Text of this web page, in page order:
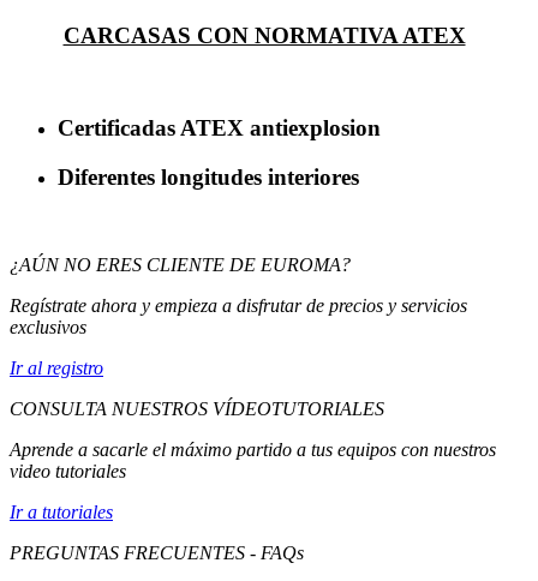
CARCASAS CON NORMATIVA ATEX
Certificadas ATEX antiexplosion
Diferentes longitudes interiores
¿AÚN NO ERES CLIENTE DE EUROMA?
Regístrate ahora y empieza a disfrutar de precios y servicios
exclusivos
Ir al registro
CONSULTA NUESTROS VÍDEOTUTORIALES
Aprende a sacarle el máximo partido a tus equipos con nuestros
video tutoriales
Ir a tutoriales
PREGUNTAS FRECUENTES - FAQs